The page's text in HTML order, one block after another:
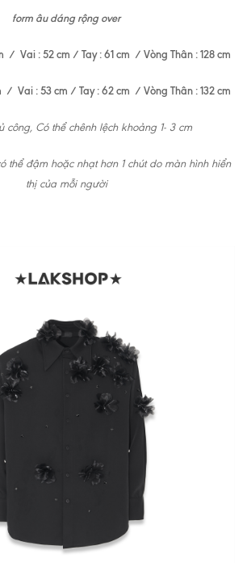
form âu dáng rộng over
/ Vai : 52 cm / Tay : 61 cm / Vòng Thân : 128 cm
/ Vai : 53 cm / Tay : 62 cm / Vòng Thân : 132 cm
công, Có thể chênh lệch khoảng 1- 3 cm
thể đậm hoặc nhạt hơn 1 chút do màn hình hiển
thị của mỗi người